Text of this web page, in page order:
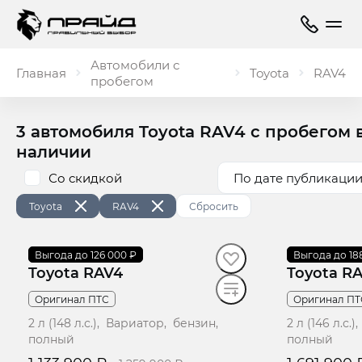
Главная
Автомобили с
пробегом
Toyota RAV4
3 автомобиля Toyota RAV4 с пробегом
наличии
Toyota RAV4 Сбросить
Со скидкой По дате
Выгода до 126 000 ₽
2011·223 000 км
Toyota RAV4
Оригинал ПТС
2 л (148 л.с.), Вариатор, бензин,
полный
Выгода до
2014·113 000
Toyota
Оригинал
2 л (146
полный